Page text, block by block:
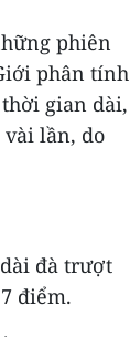
phiên
phân tính
gian dài,
lần, do
đà trượt
điểm.